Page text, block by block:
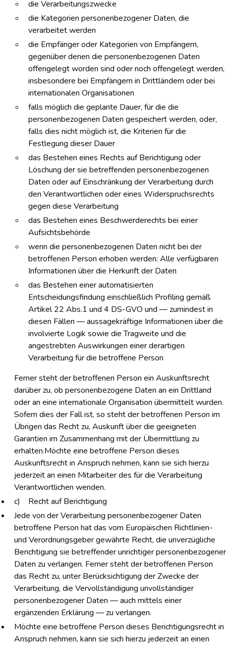
die Verarbeitungszwecke
die Kategorien personenbezogener Daten, die
verarbeitet werden
die Empfänger oder Kategorien von Empfängern,
gegenüber denen die personenbezogenen Daten
offengelegt worden sind oder noch offengelegt werden,
insbesondere bei Empfängern in Drittländern oder bei
internationalen Organisationen
falls möglich die geplante Dauer, für die die
personenbezogenen Daten gespeichert werden, oder,
falls dies nicht möglich ist, die Kriterien für die
Festlegung dieser Dauer
das Bestehen eines Rechts auf Berichtigung oder
Löschung der sie betreffenden personenbezogenen
Daten oder auf Einschränkung der Verarbeitung durch
den Verantwortlichen oder eines Widerspruchsrechts
gegen diese Verarbeitung
das Bestehen eines Beschwerderechts bei einer
Aufsichtsbehörde
wenn die personenbezogenen Daten nicht bei der
betroffenen Person erhoben werden: Alle verfügbaren
Informationen über die Herkunft der Daten
das Bestehen einer automatisierten
Entscheidungsfindung einschließlich Profiling gemäß
Artikel 22 Abs.1 und 4 DS-GVO und — zumindest in
diesen Fällen — aussagekräftige Informationen über die
involvierte Logik sowie die Tragweite und die
angestrebten Auswirkungen einer derartigen
Verarbeitung für die betroffene Person
Ferner steht der betroffenen Person ein Auskunftsrecht
darüber zu, ob personenbezogene Daten an ein Drittland
oder an eine internationale Organisation übermittelt wurden.
Sofern dies der Fall ist, so steht der betroffenen Person im
Übrigen das Recht zu, Auskunft über die geeigneten
Garantien im Zusammenhang mit der Übermittlung zu
erhalten.Möchte eine betroffene Person dieses
Auskunftsrecht in Anspruch nehmen, kann sie sich hierzu
jederzeit an einen Mitarbeiter des für die Verarbeitung
Verantwortlichen wenden.
c) Recht auf Berichtigung
Jede von der Verarbeitung personenbezogener Daten
betroffene Person hat das vom Europäischen Richtlinien-
und Verordnungsgeber gewährte Recht, die unverzügliche
Berichtigung sie betreffender unrichtiger personenbezogener
Daten zu verlangen. Ferner steht der betroffenen Person
das Recht zu, unter Berücksichtigung der Zwecke der
Verarbeitung, die Vervollständigung unvollständiger
personenbezogener Daten — auch mittels einer
ergänzenden Erklärung — zu verlangen.
Möchte eine betroffene Person dieses Berichtigungsrecht in
Anspruch nehmen, kann sie sich hierzu jederzeit an einen